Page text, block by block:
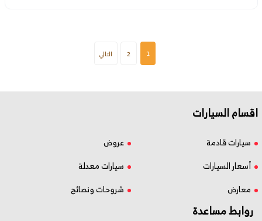
1
2 التالي
اقسام السيارات
سيارات قادمة
عروض
أسعار السيارات
سيارات معدلة
معارض
شروحات ونصائح
روابط مساعدة